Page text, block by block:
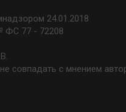
24.01.2018
ФС 77 - 72208
совпадать с мнением